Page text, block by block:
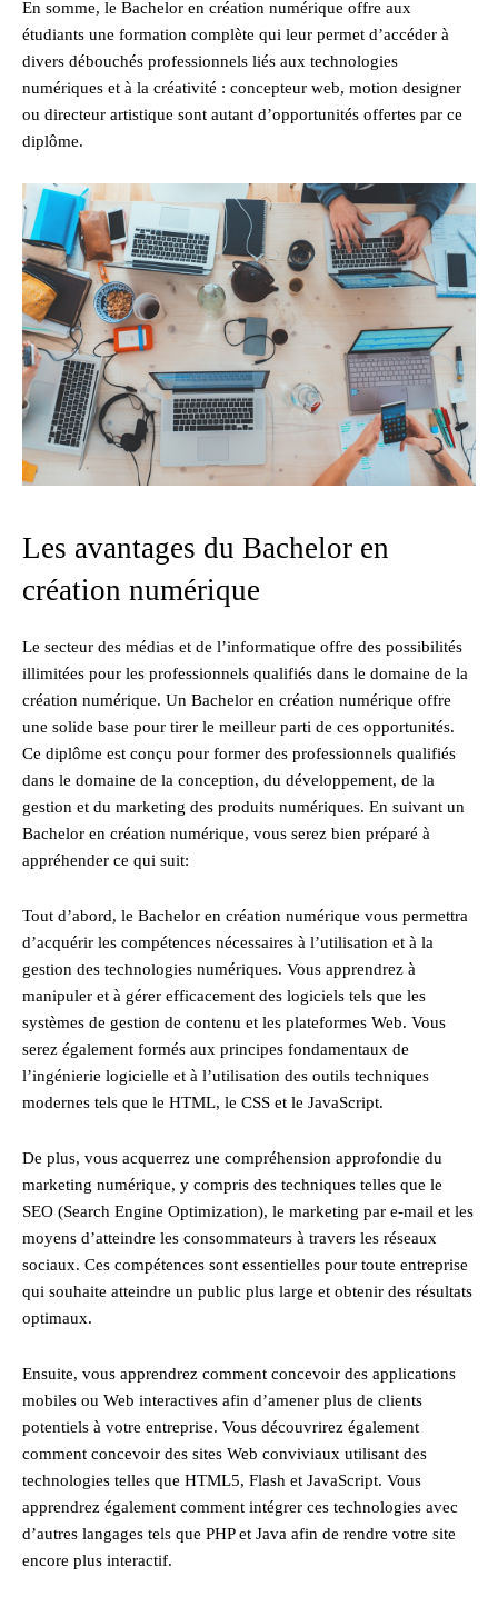
En somme, le Bachelor en création numérique offre aux
étudiants une formation complète qui leur permet d’accéder à
divers débouchés professionnels liés aux technologies
numériques et à la créativité : concepteur web, motion designer
ou directeur artistique sont autant d’opportunités offertes par ce
diplôme.
Les avantages du Bachelor en
création numérique
Le secteur des médias et de l’informatique offre des possibilités
illimitées pour les professionnels qualifiés dans le domaine de la
création numérique. Un Bachelor en création numérique offre
une solide base pour tirer le meilleur parti de ces opportunités.
Ce diplôme est conçu pour former des professionnels qualifiés
dans le domaine de la conception, du développement, de la
gestion et du marketing des produits numériques. En suivant un
Bachelor en création numérique, vous serez bien préparé à
appréhender ce qui suit:
Tout d’abord, le Bachelor en création numérique vous permettra
d’acquérir les compétences nécessaires à l’utilisation et à la
gestion des technologies numériques. Vous apprendrez à
manipuler et à gérer efficacement des logiciels tels que les
systèmes de gestion de contenu et les plateformes Web. Vous
serez également formés aux principes fondamentaux de
l’ingénierie logicielle et à l’utilisation des outils techniques
modernes tels que le HTML, le CSS et le JavaScript.
De plus, vous acquerrez une compréhension approfondie du
marketing numérique, y compris des techniques telles que le
SEO (Search Engine Optimization), le marketing par e-mail et les
moyens d’atteindre les consommateurs à travers les réseaux
sociaux. Ces compétences sont essentielles pour toute entreprise
qui souhaite atteindre un public plus large et obtenir des résultats
optimaux.
Ensuite, vous apprendrez comment concevoir des applications
mobiles ou Web interactives afin d’amener plus de clients
potentiels à votre entreprise. Vous découvrirez également
comment concevoir des sites Web conviviaux utilisant des
technologies telles que HTML5, Flash et JavaScript. Vous
apprendrez également comment intégrer ces technologies avec
d’autres langages tels que PHP et Java afin de rendre votre site
encore plus interactif.